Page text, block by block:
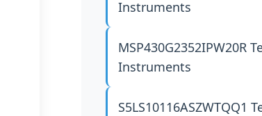
Instruments
MSP430G2352IPW20R
Instruments
S5LS10116ASZWTQQ1